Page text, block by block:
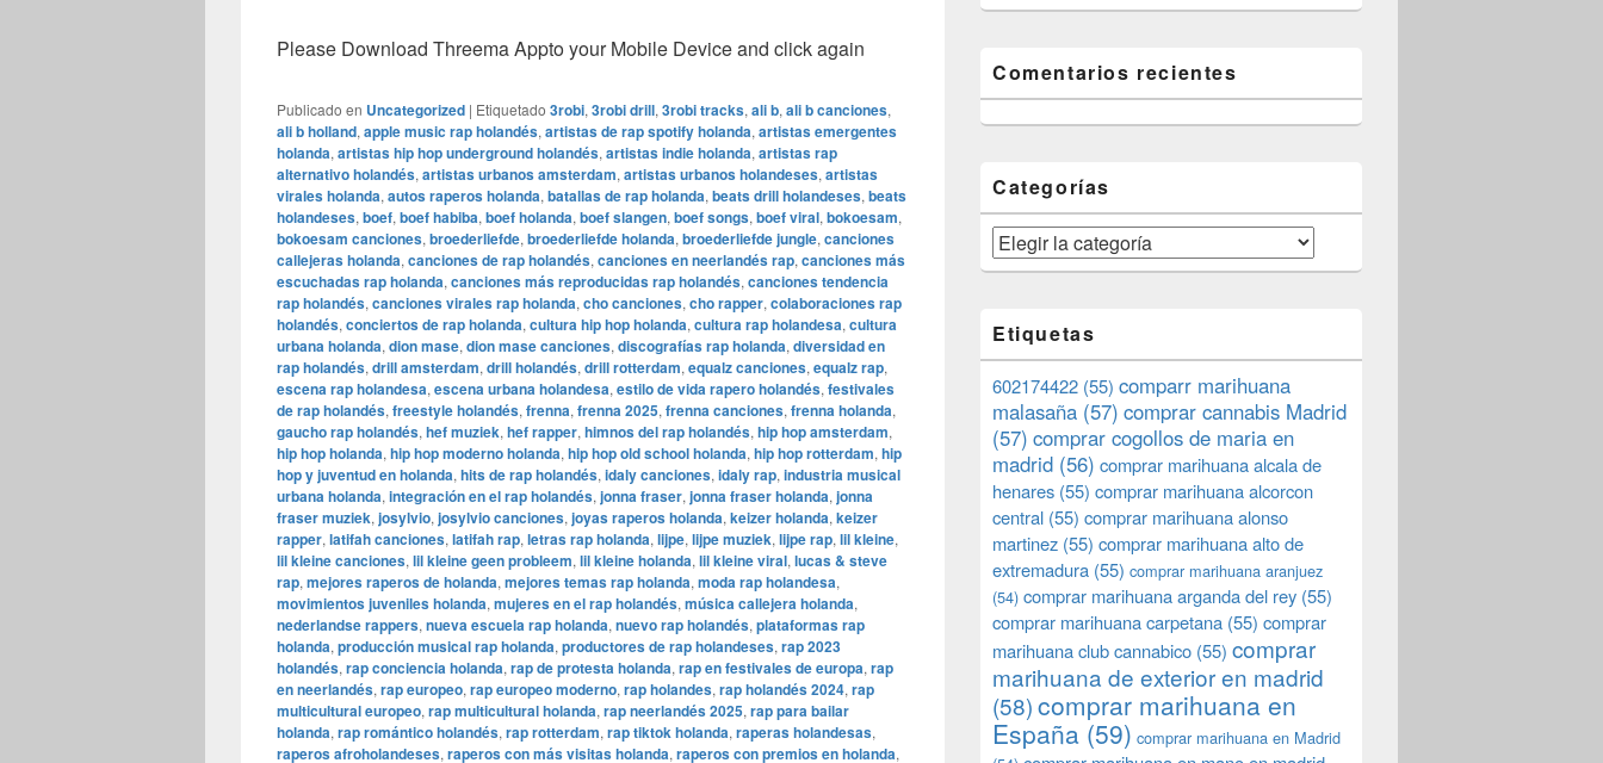
Please Download Threema Appto your Mobile Device and click again
Publicado en Uncategorized | Etiquetado 3robi, 3robi drill, 3robi tracks, ali b, ali b canciones,
ali b holland, apple music rap holandés, artistas de rap spotify holanda, artistas emergentes
holanda, artistas hip hop underground holandés, artistas indie holanda, artistas rap
alternativo holandés, artistas urbanos amsterdam, artistas urbanos holandeses, artistas
virales holanda, autos raperos holanda, batallas de rap holanda, beats drill holandeses, beats
holandeses, boef, boef habiba, boef holanda, boef slangen, boef songs, boef viral, bokoesam,
bokoesam canciones, broederliefde, broederliefde holanda, broederliefde jungle, canciones
callejeras holanda, canciones de rap holandés, canciones en neerlandés rap, canciones más
escuchadas rap holanda, canciones más reproducidas rap holandés, canciones tendencia
rap holandés, canciones virales rap holanda, cho canciones, cho rapper, colaboraciones rap
holandés, conciertos de rap holanda, cultura hip hop holanda, cultura rap holandesa, cultura
urbana holanda, dion mase, dion mase canciones, discografías rap holanda, diversidad en
rap holandés, drill amsterdam, drill holandés, drill rotterdam, equalz canciones, equalz rap,
escena rap holandesa, escena urbana holandesa, estilo de vida rapero holandés, festivales
de rap holandés, freestyle holandés, frenna, frenna 2025, frenna canciones, frenna holanda,
gaucho rap holandés, hef muziek, hef rapper, himnos del rap holandés, hip hop amsterdam,
hip hop holanda, hip hop moderno holanda, hip hop old school holanda, hip hop rotterdam, hip
hop y juventud en holanda, hits de rap holandés, idaly canciones, idaly rap, industria musical
urbana holanda, integración en el rap holandés, jonna fraser, jonna fraser holanda, jonna
fraser muziek, josylvio, josylvio canciones, joyas raperos holanda, keizer holanda, keizer
rapper, latifah canciones, latifah rap, letras rap holanda, lijpe, lijpe muziek, lijpe rap, lil kleine,
lil kleine canciones, lil kleine geen probleem, lil kleine holanda, lil kleine viral, lucas & steve
rap, mejores raperos de holanda, mejores temas rap holanda, moda rap holandesa,
movimientos juveniles holanda, mujeres en el rap holandés, música callejera holanda,
nederlandse rappers, nueva escuela rap holanda, nuevo rap holandés, plataformas rap
holanda, producción musical rap holanda, productores de rap holandeses, rap 2023
holandés, rap conciencia holanda, rap de protesta holanda, rap en festivales de europa, rap
en neerlandés, rap europeo, rap europeo moderno, rap holandes, rap holandés 2024, rap
multicultural europeo, rap multicultural holanda, rap neerlandés 2025, rap para bailar
holanda, rap romántico holandés, rap rotterdam, rap tiktok holanda, raperas holandesas,
raperos afroholandeses, raperos con más visitas holanda, raperos con premios en holanda,
Comentarios recientes
Categorías
Categorías
Etiquetas
602174422 (55) comparr marihuana
malasaña (57) comprar cannabis Madrid
(57) comprar cogollos de maria en
madrid (56) comprar marihuana alcala de
henares (55) comprar marihuana alcorcon
central (55) comprar marihuana alonso
martinez (55) comprar marihuana alto de
extremadura (55) comprar marihuana aranjuez
(54) comprar marihuana arganda del rey (55)
comprar marihuana carpetana (55) comprar
marihuana club cannabico (55) comprar
marihuana de exterior en madrid
(58)comprar marihuana en
España (59) comprar marihuana en Madrid